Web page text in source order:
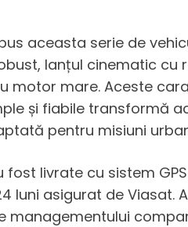
aceasta serie de
lanțul cinematic cu
motor mare. Aceste
și fiabile transformă
pentru misiuni
livrate cu sistem
luni asigurat de Viasat.
managementului